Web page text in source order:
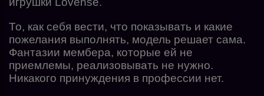
То, как себя вести, что показывать и какие
пожелания выполнять, модель решает сама.
Фантазии мембера, которые ей не
приемлемы, реализовывать не нужно.
Никакого принуждения в профессии нет.